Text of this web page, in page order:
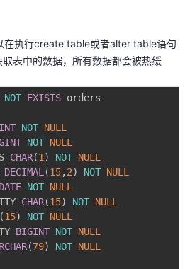
执⾏create table或者alter table语句
表中的数据，所有数据都会被热缓
NOT EXISTS
NOT NULL
NOT NULL
CHAR(1 ) NOT NULL
DECIMAL (15,2) NOT NULL
DATE NOT NULL
CHAR(15) NOT NULL
(15) NOT NULL
BIGINT NOT NULL
(79) NOT NULL